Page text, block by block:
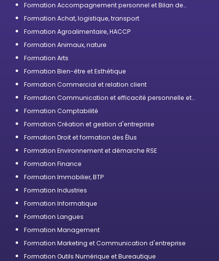
Formation Accompagnement personnel et Bilan de
Formation Achat, logistique, transport
Formation Agroalimentaire, HACCP
Formation Animaux, nature
Formation Arts
Formation Bien-être et Esthétique
Formation Commercial et relation client
Formation Communication et efficacité personnelle et
Formation Comptabilité
Formation Création et gestion d'entreprise
Formation Droit et formation des Élus
Formation Environnement et démarche RSE
Formation Finance
Formation Immobilier, BTP
Formation Industries
Formation Informatique
Formation Langues
Formation Management
Formation Marketing et Communication d'entreprise
Formation Outils Numérique et Bureautique